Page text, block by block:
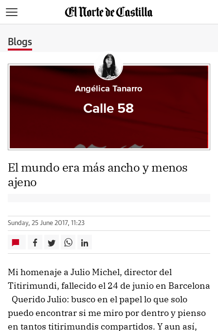
Blogs
Angélica Tanarro
Calle 58
El mundo era más ancho y menos
ajeno
Sunday, 25 June 2017, 11:23
Mi homenaje a Julio Michel, director del
Titirimundi, fallecido el 24 de junio en Barcelona
Querido Julio: busco en el papel lo que solo
puedo encontrar si me miro por dentro y pienso
en tantos titirimundis compartidos. Y aun así,